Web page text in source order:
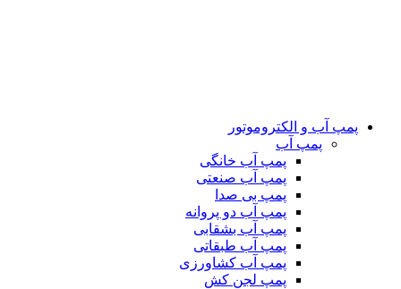
پمپ آب و الکتروموتور
پمپ آب
پمپ آب خانگی
پمپ آب صنعتی
پمپ بی صدا
پمپ آب دو پروانه
پمپ آب بشقابی
پمپ آب طبقاتی
پمپ آب کشاورزی
پمپ لجن کش